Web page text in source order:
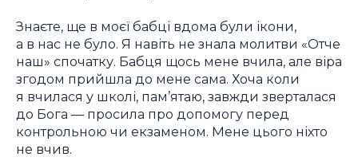
Знаєте, ще в моєї бабці вдома були ікони,
а в нас не було. Я навіть не знала молитви «Отче
наш» спочатку. Бабця щось мене вчила, але віра
згодом прийшла до мене сама. Хоча коли
я вчилася у школі, пам’ятаю, завжди зверталася
до Бога — просила про допомогу перед
контрольною чи екзаменом. Мене цього ніхто
не вчив.